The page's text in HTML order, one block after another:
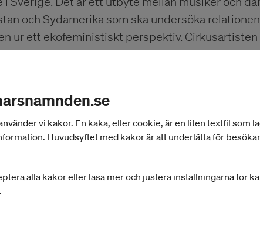
och Sydamerika som ska undersöka
ur ett ekofeministiskt perspektiv. Cirkusartisten
utbyte i utlandet till Mexico. Han är
delta i workshops för att vidareutveckla och
beviljas
kunskap, inspireras och utvecklas inom uttryck
av omgångens ansökningar bifalles, med
kronor. Dansare, koreografer och cirkusartister i
Götaland, Skåne och Stockholm beviljas
till 14 länder i Europa, Afrika, Nordamerika,
vi kakor. En kaka, eller cookie, är en liten textfil som
Huvudsyftet med kakor är att underlätta för
alla kakor eller läsa mer och justera inställningarna för